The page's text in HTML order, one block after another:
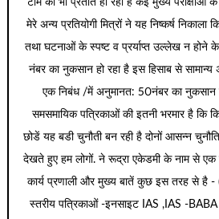
टीम को भी प्रतीत हो रही है कई मुख्य परीक्षाओं के
मेरे अन्य प्रतियोगी मित्रों ने यह निष्कर्ष निकाला
तथा घटनाओं के स्पष्ट व प्रर्याप्त उल्लेख न होने
नंबर का नुकसान हो रहा है इस हिसाब से
एक निबंध /में अनुमानत: 50नंबर का नुकसान
समसमायिक पत्रिकाओं की इतनी भरमार है कि
छोडें यह बडी चुनौती बन रही है दोनों आसन्न
देखते हुए हम लोगों. ने रूद्रा एकेडमी के नाम से एक
कार्य प्रणाली और मुख्य बातें कुछ इस तरह से है -
स्तरीय पत्रिकाओं -इनसाइट IAS ,IAS -